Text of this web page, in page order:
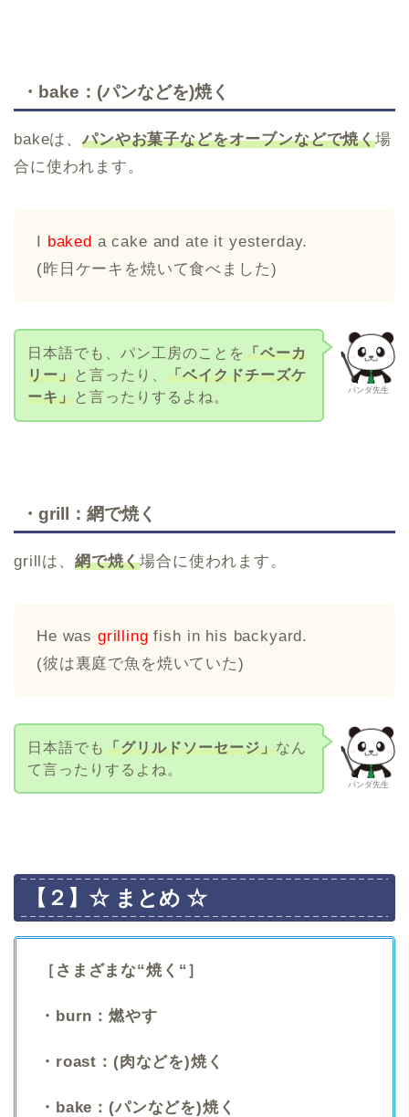
・bake：(パンなどを)焼く
bakeは、パンやお菓子などをオーブンなどで焼く場
合に使われます。
I baked a cake and ate it yesterday.
(昨日ケーキを焼いて食べました)
パンダ先生
日本語でも、パン工房のことを
「ベーカ
リー」
と言ったり、
「ベイクドチーズケ
ーキ」
と言ったりするよね。
・grill：網で焼く
grillは、 網で焼く場合に使われます。
He was grilling fish in his backyard.
(彼は裏庭で魚を焼いていた)
パンダ先生
日本語でも 「グリルドソーセージ」 なん
て言ったりするよね。
【２】☆ まとめ ☆
［さまざまな“焼く“］
・burn：燃やす
・roast：(肉などを)焼く
・bake：(パンなどを)焼く